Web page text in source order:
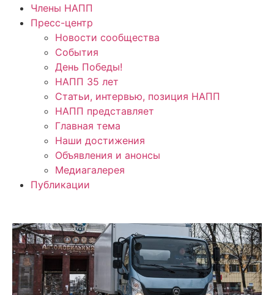
Члены НАПП
Пресс-центр
Новости сообщества
События
День Победы!
НАПП 35 лет
Статьи, интервью, позиция НАПП
НАПП представляет
Главная тема
Наши достижения
Объявления и анонсы
Медиагалерея
Публикации